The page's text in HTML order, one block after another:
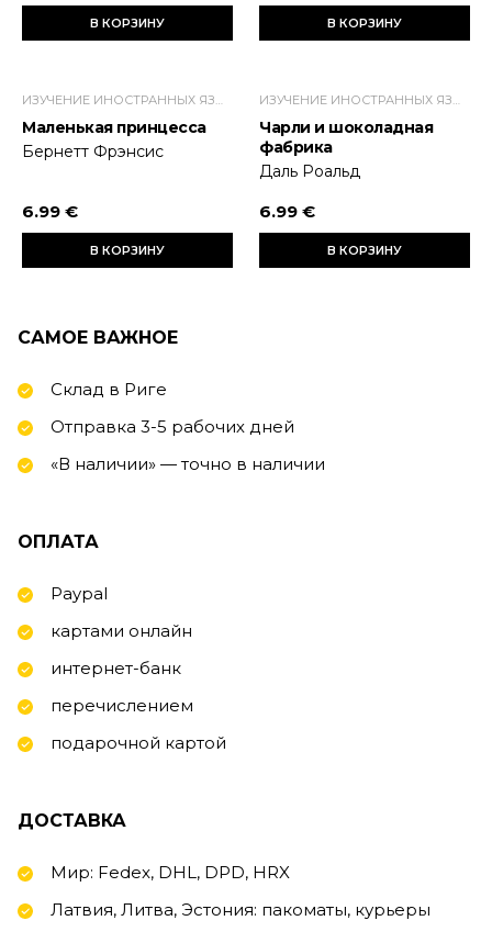
В КОРЗИНУ В КОРЗИНУ
ИЗУЧЕНИЕ ИНОСТРАННЫХ ЯЗЫКОВ
Маленькая принцесса
Бернетт Фрэнсис
6.99 €
В КОРЗИНУ
ИЗУЧЕНИЕ ИНОСТРАННЫХ ЯЗЫКОВ
Чарли и шоколадная
фабрика
Даль Роальд
6.99 €
В КОРЗИНУ
САМОЕ ВАЖНОЕ
Склад в Риге
Отправка 3-5 рабочих дней
«В наличии» — точно в наличии
ОПЛАТА
Paypal
картами онлайн
интернет-банк
перечислением
подарочной картой
ДОСТАВКА
Мир: Fedex, DHL, DPD, HRX
Латвия, Литва, Эстония: пакоматы, курьеры